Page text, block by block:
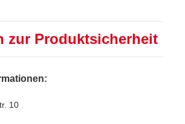
zur Produktsicherheit
10